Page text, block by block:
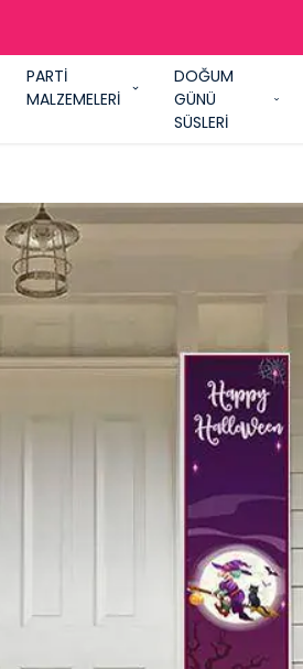
ARADIĞIM HERŞEY
PARTİ
MALZEMELERİ
DOĞUM
GÜNÜ
SÜSLERİ